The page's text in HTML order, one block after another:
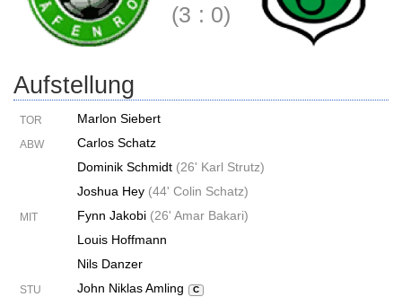
(3 : 0)
Aufstellung
TOR Marlon Siebert
ABW
Carlos Schatz
Dominik Schmidt (26' Karl Strutz)
Joshua Hey (44' Colin Schatz)
MIT Fynn Jakobi (26' Amar Bakari)
Louis Hoffmann
Nils Danzer
STU John Niklas Amling C